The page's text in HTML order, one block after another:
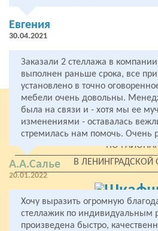
Евгения
30.04.2021
Заказали 2 стеллажа в
выполнен раньше срока, все
установлено в точно
мебели очень довольны.
была на связи и - хотя мы ее
изменениями - оставалась
стремилась нам помочь. Очень
А.А.Салье
20.01.2022
Хочу выразить огромную
стеллажик по индивидуальным
произведена быстро,
ПО СЕРИИ
У МЕТРО
ПО
В ЛЕНИНГРАДСКОЙ
Все права
2005- 2026